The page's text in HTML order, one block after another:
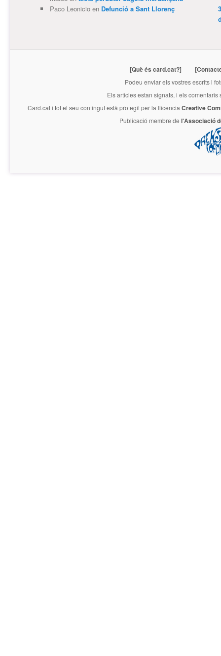
Paco Leonicioen Defunció a Sant Llorenç
[Què és card.cat?]
Podeu enviar els vostres escrits i
Els articles estan signats, i els
Card.cati tot el seu contingut està protegit per la llicencia Creative
Publicació membre de l'Associació